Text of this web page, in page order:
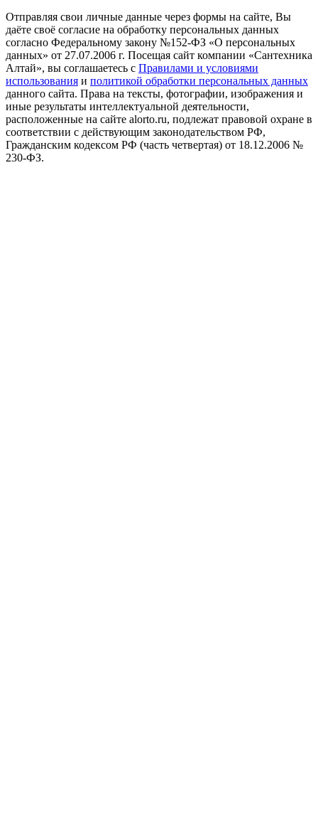
Отправляя свои личные данные через формы на сайте, Вы
даёте своё согласие на обработку персональных данных
согласно Федеральному закону №152-ФЗ «О персональных
данных» от 27.07.2006 г. Посещая сайт компании «Cантехника
Алтай», вы соглашаетесь с Правилами и условиями
использования и политикой обработки персональных данных
данного сайта. Права на тексты, фотографии, изображения и
иные результаты интеллектуальной деятельности,
расположенные на сайте alorto.ru, подлежат правовой охране в
соответствии с действующим законодательством РФ,
Гражданским кодексом РФ (часть четвертая) от 18.12.2006 №
230-ФЗ.